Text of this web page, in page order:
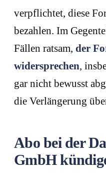
verpflichtet, diese
bezahlen. Im
Fällen ratsam, der
widersprechen,
gar nicht bewusst
die Verlängerung
Abo bei der
GmbH